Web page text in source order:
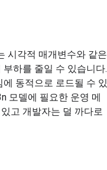
시각적 매개변수와 같은
하를 줄일 수 있습니다.
동적으로 로드될 수 있
모델에 필요한 운영 메
고 개발자는 덜 까다로